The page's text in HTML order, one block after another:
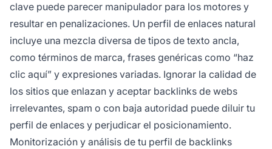
clave puede parecer manipulador para los motores y
resultar en penalizaciones. Un perfil de enlaces natural
incluye una mezcla diversa de tipos de texto ancla,
como términos de marca, frases genéricas como “haz
clic aquí” y expresiones variadas. Ignorar la calidad de
los sitios que enlazan y aceptar backlinks de webs
irrelevantes, spam o con baja autoridad puede diluir tu
perfil de enlaces y perjudicar el posicionamiento.
Monitorización y análisis de tu perfil de backlinks